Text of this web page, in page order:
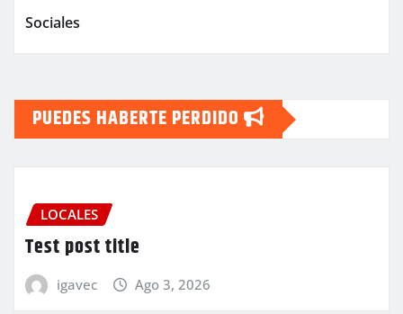
Sociales
PUEDES HABERTE PERDIDO
LOCALES
Test post title
igavec Ago 3, 2026